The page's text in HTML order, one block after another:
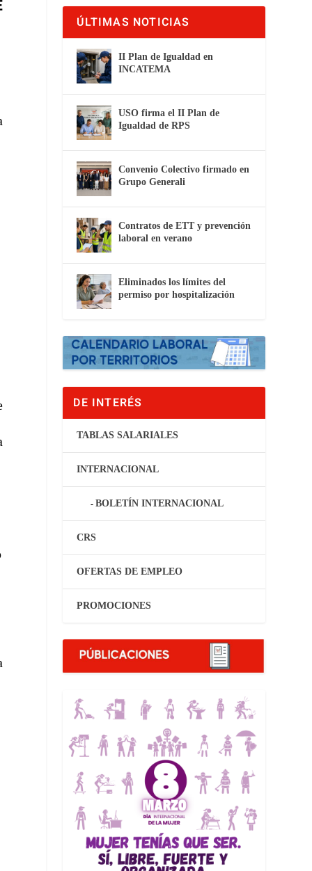
ÚLTIMAS NOTICIAS
II Plan de Igualdad en
INCATEMA
USO firma el II Plan de
Igualdad de RPS
Convenio Colectivo firmado en
Grupo Generali
Contratos de ETT y prevención
laboral en verano
Eliminados los límites del
permiso por hospitalización
DE INTERÉS
TABLAS SALARIALES
INTERNACIONAL
BOLETÍN INTERNACIONAL
CRS
OFERTAS DE EMPLEO
PROMOCIONES